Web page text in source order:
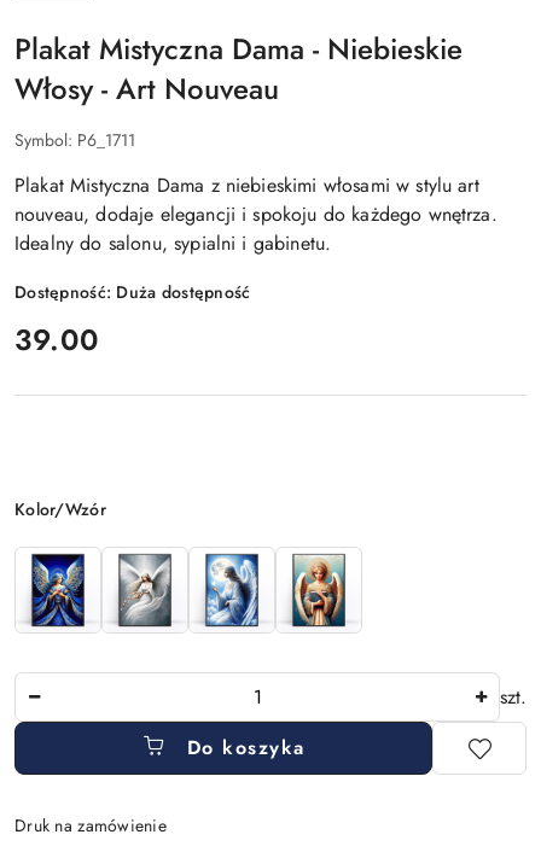
Plakat Mistyczna Dama - Niebieskie
Włosy - Art Nouveau
Symbol: P6_1711
Plakat Mistyczna Dama z niebieskimi włosami w stylu art
nouveau, dodaje elegancji i spokoju do każdego wnętrza.
Idealny do salonu, sypialni i gabinetu.
Dostępność: Duża dostępność
cena:
39.00
Wariant
Kolor/Wzór
szt.
Do koszyka
Druk na zamówienie